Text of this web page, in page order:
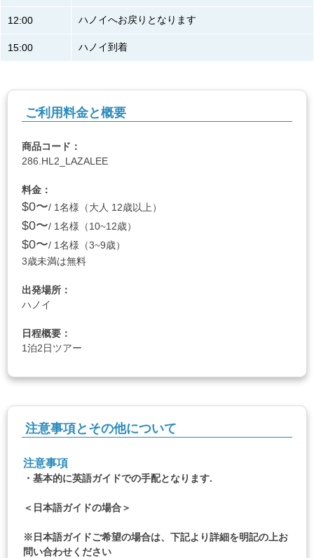
12:00 ハノイへお戻りとなります
15:00 ハノイ到着
ご利用料金と概要
商品コード：
286.HL2_LAZALEE
料金：
$0〜/ 1名様（大人 12歳以上）
$0〜/ 1名様（10~12歳）
$0〜/ 1名様（3~9歳）
3歳未満は無料
出発場所：
ハノイ
日程概要：
1泊2日ツアー
注意事項とその他について
注意事項
・基本的に英語ガイドでの手配となります.
＜日本語ガイドの場合＞
※日本語ガイドご希望の場合は、下記より詳細を明記の上お
問い合わせください